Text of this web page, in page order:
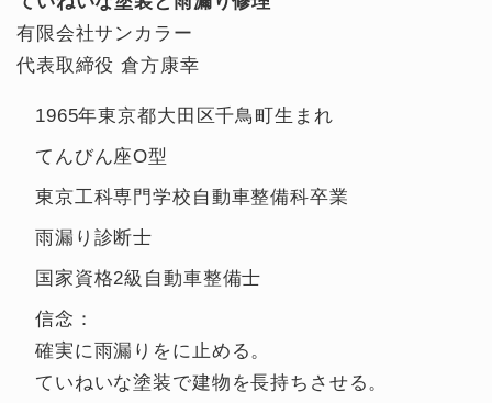
有限会社サンカラー
代表取締役 倉方康幸
1965年東京都大田区千鳥町生まれ
てんびん座O型
東京工科専門学校自動車整備科卒業
雨漏り診断士
国家資格2級自動車整備士
信念：
確実に雨漏りをに止める。
ていねいな塗装で建物を長持ちさせる。